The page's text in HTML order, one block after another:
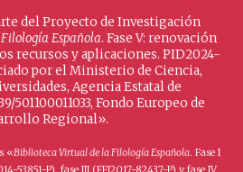
del Proyecto de Investigación
Española. Fase V: renovación
recursos y aplicaciones. PID2024-
por el Ministerio de Ciencia,
Agencia Estatal de
501100011033, Fondo Europeo de
Regional».
«Biblioteca Virtual de la Filología Española. Fase I